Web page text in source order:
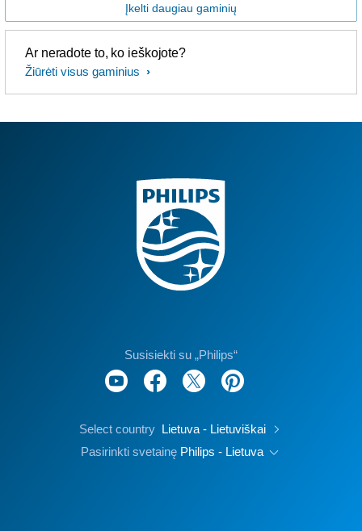
Įkelti daugiau gaminių
Ar neradote to, ko ieškojote?
Žiūrėti visus gaminius
Susisiekti su „Philips“
Select country Lietuva - Lietuviškai
Pasirinkti svetainę Philips - Lietuva